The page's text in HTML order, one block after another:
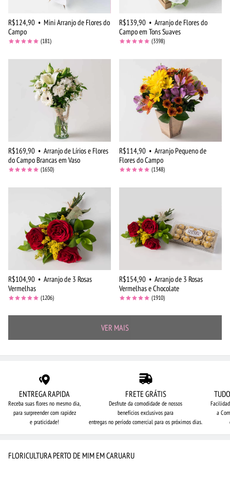
R$124,90 • Mini Arranjo de Flores do
Campo
(181)
R$139,90 • Arranjo de Flores do
Campo em Tons Suaves
(3398)
R$169,90 • Arranjo de Lírios e Flores
do Campo Brancas em Vaso
(1650)
R$114,90 • Arranjo Pequeno de
Flores do Campo
(1348)
R$104,90 • Arranjo de 3 Rosas
Vermelhas
(1206)
R$154,90 • Arranjo de 3 Rosas
Vermelhas e Chocolate
(1910)
VER MAIS
ENTREGA RAPIDA
Receba suas flores no mesmo dia,
para surpreender com rapidez
e praticidade!
FRETE GRÁTIS
Desfrute da comodidade de nossos
benefícios exclusivos para
entregas no período comercial para os próximos dias.
a
FLORICULTURA PERTO DE MIM EM CARUARU